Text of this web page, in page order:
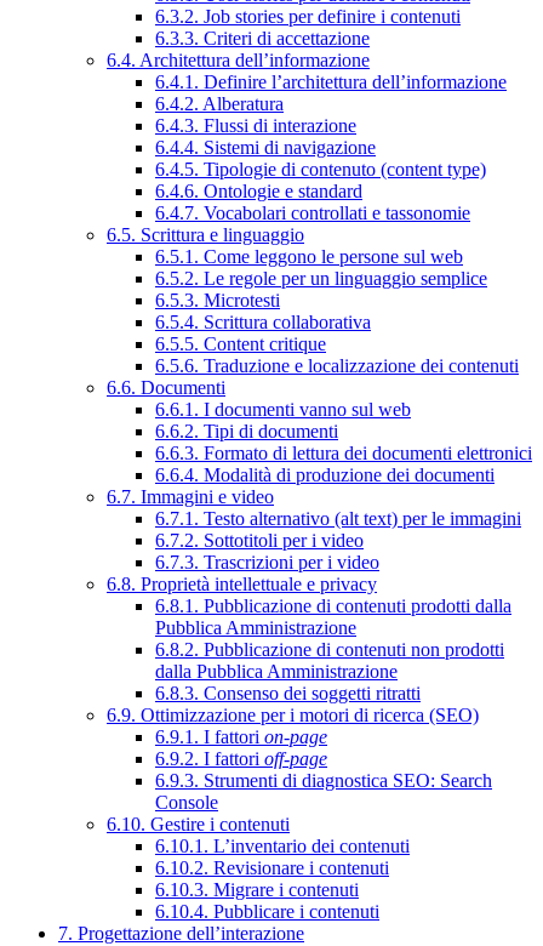
6.3.2. Job stories per definire i contenuti
6.3.3. Criteri di accettazione
6.4. Architettura dell’informazione
6.4.1. Definire l’architettura dell’informazione
6.4.2. Alberatura
6.4.3. Flussi di interazione
6.4.4. Sistemi di navigazione
6.4.5. Tipologie di contenuto (content type)
6.4.6. Ontologie e standard
6.4.7. Vocabolari controllati e tassonomie
6.5. Scrittura e linguaggio
6.5.1. Come leggono le persone sul web
6.5.2. Le regole per un linguaggio semplice
6.5.3. Microtesti
6.5.4. Scrittura collaborativa
6.5.5. Content critique
6.5.6. Traduzione e localizzazione dei contenuti
6.6. Documenti
6.6.1. I documenti vanno sul web
6.6.2. Tipi di documenti
6.6.3. Formato di lettura dei documenti elettronici
6.6.4. Modalità di produzione dei documenti
6.7. Immagini e video
6.7.1. Testo alternativo (alt text) per le immagini
6.7.2. Sottotitoli per i video
6.7.3. Trascrizioni per i video
6.8. Proprietà intellettuale e privacy
6.8.1. Pubblicazione di contenuti prodotti dalla
Pubblica Amministrazione
6.8.2. Pubblicazione di contenuti non prodotti
dalla Pubblica Amministrazione
6.8.3. Consenso dei soggetti ritratti
6.9. Ottimizzazione per i motori di ricerca (SEO)
6.9.1. I fattori on-page
6.9.2. I fattori off-page
6.9.3. Strumenti di diagnostica SEO: Search
Console
6.10. Gestire i contenuti
6.10.1. L’inventario dei contenuti
6.10.2. Revisionare i contenuti
6.10.3. Migrare i contenuti
6.10.4. Pubblicare i contenuti
7. Progettazione dell’interazione